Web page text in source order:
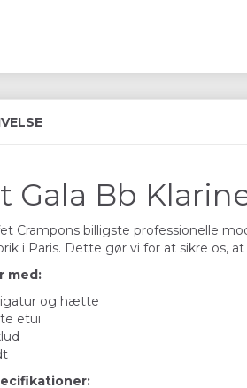
Gala Bb
Crampons billigste professionelle
i Paris. Dette gør vi for at sikre os,
med:
og hætte
etui